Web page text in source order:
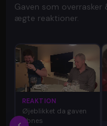
Gaven som
ægte reaktioner.
REAKTION
Øjeblikket da gaven
åbnes